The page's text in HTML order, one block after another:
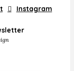
Instagram